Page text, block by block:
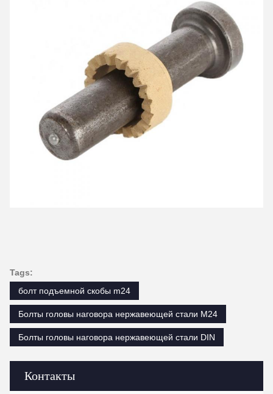
Контакты
Tags:
болт подъемной скобы m24
Болты головы наговора нержавеющей стали M24
Болты головы наговора нержавеющей стали DIN